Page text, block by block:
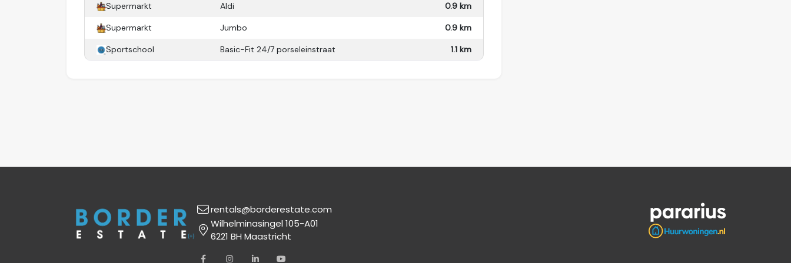
Privétuin
Supermarkt Aldi 0.9 km
Supermarkt Jumbo 0.9 km
Sportschool Basic-Fit 24/7 porseleinstraat 1.1 km
rentals@borderestate.com
Wilhelminasingel 105-A01
6221 BH Maastricht